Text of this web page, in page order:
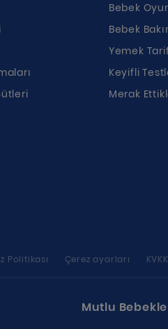
Bebek
Bebek
Yemek
Keyifli
Merak
Politikası Çerez ayarları
Mutlu